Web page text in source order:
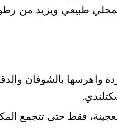
طبيعي ويزيد من
واهرسها بالشوفان
فقط حتى تتجمع